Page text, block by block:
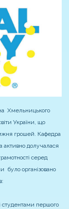
Хмельницького
України, що
грошей. Кафедра
активно долучалася
серед
було організовано
першого